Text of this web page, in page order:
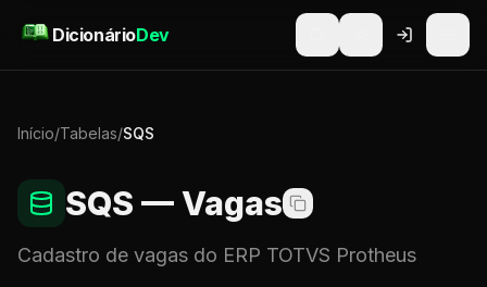
DicionárioDev
Início/Tabelas/SQS
SQS — Vagas
Cadastro de vagas do ERP TOTVS Protheus